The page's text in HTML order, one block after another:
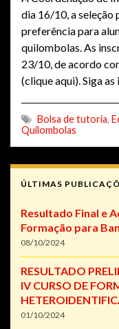
dia 16/10, a seleção
preferência para
quilombolas. As
23/10, de acordo
(clique aqui). Siga
Bolsa de tutoria,
Quilombolas
ÚLTIMAS
Resultado Final e
Formação para
08/10/2024
RESULTADO
IV CURSO DE
01/10/2024